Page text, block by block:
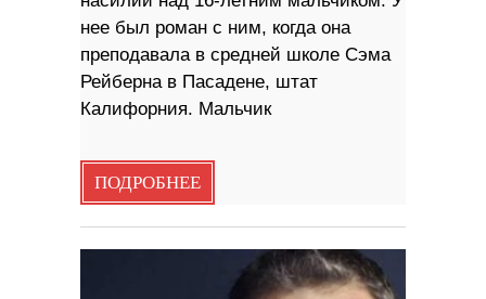
нее был роман с ним, когда она
преподавала в средней школе Сэма
Рейберна в Пасадене, штат
Калифорния. Мальчик
ПОДРОБНЕЕ